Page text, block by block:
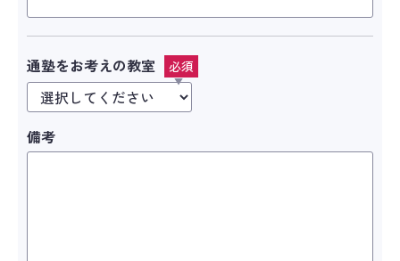
通塾をお考えの教室 必須
備考